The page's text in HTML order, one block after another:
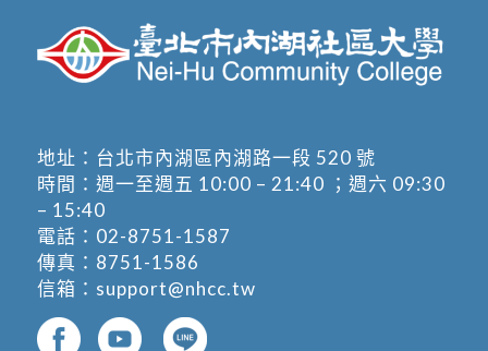
地址： 台北市內湖區內湖路一段 520 號
時間：週一至週五 10:00 – 21:40 ；週六 09:30
– 15:40
電話： 02-8751-1587
傳真：8751-1586
信箱： support@nhcc.tw